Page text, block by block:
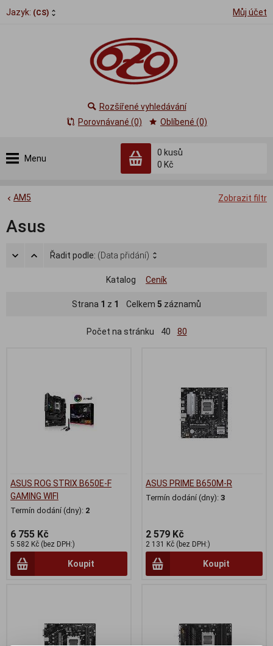
Jazyk: (CS) Můj účet
Menu
0 kusů
0 Kč
Rozšířené vyhledávání
Porovnávané (0)
Oblíbené (0)
Zobrazit filtr
AM5
Asus
Řadit podle: (Data přidání)
Katalog Ceník
Strana 1 z 1 Celkem 5 záznamů
Počet na stránku 40 80
ASUS ROG STRIX B650E-F
GAMING WIFI
Termín dodání (dny): 2
6 755 Kč
5 582 Kč (bez DPH:)
Koupit
ASUS PRIME B650M-R
Termín dodání (dny): 3
2 579 Kč
2 131 Kč (bez DPH:)
Koupit